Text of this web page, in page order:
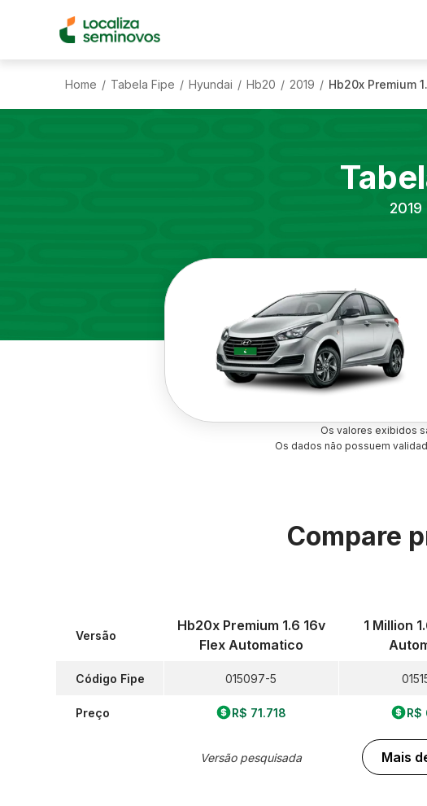
Home / Tabela Fipe / Hyundai / Hb20 / 2019 / Hb20x Premium
2019
Os valores exibidos
Os dados não possuem
Compare
Versão
Código Fipe
Preço
Hb20x Premium 1.6 16v
Flex Automatico
015097-5
R$ 71.718
Versão pesquisada
1 Million
R$
Mais